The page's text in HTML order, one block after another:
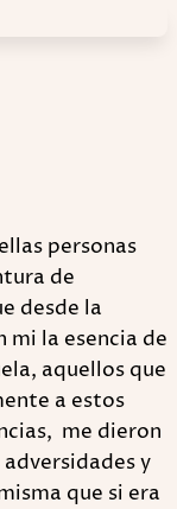
personas
de
desde la
mi la esencia de
aquellos que
a estos
me dieron
y
que si era